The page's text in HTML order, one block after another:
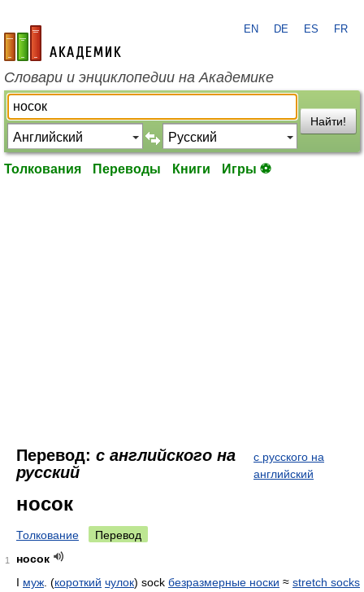
academic.ru
EN DE ES FR
Словари и энциклопедии на Академике
Найти!
Толкования Переводы Книги Игры ⚽
Перевод: с английского на
русский
с русского на
английский
носок
Толкование Перевод
1
носок
I муж . (короткий чулок) sock безразмерные носки ≈ stretch socks